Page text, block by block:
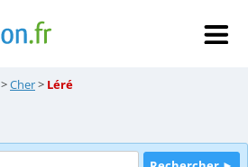
>Cher> Léré